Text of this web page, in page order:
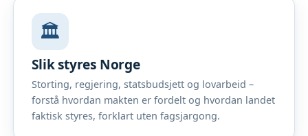
🏛️
Slik styres Norge
Storting, regjering, statsbudsjett og lovarbeid –
forstå hvordan makten er fordelt og hvordan landet
faktisk styres, forklart uten fagsjargong.